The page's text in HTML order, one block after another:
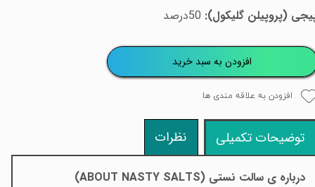
(پروپیلن گلیکول):
افزودن به سبد خرید
افزودن به علاقه مندی ها
توضیحات تکمیلی نظرات
درباره ی سالت نستی (ABOUT NASTY SALTS
)